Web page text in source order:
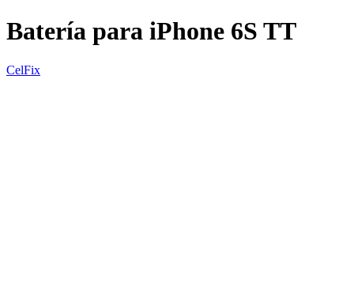
Batería para iPhone 6S TT
CelFix